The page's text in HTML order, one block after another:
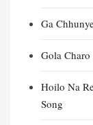
Ga
Gola Charo
Hoilo Na
Song